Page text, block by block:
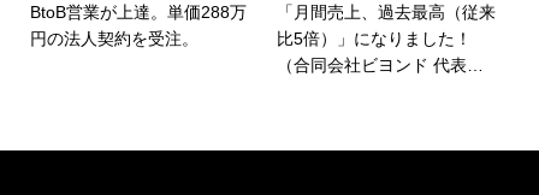
BtoB営業が上達。単価288万
円の法人契約を受注。
「月間売上、過去最高（従来
比5倍）」になりました！
（合同会社ビヨンド 代表